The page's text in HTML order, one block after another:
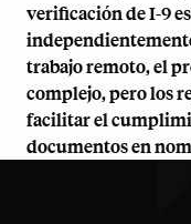
verificación de I-9
trabajo remoto, el
complejo, pero los
facilitar el
documentos en